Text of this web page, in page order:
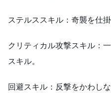
ステルススキル：奇襲を仕
クリティカル攻撃スキル：
スキル。
回避スキル：反撃をかわし